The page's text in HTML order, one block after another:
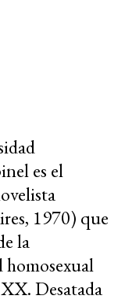
es el
1970) que
la
homosexual
Desatada